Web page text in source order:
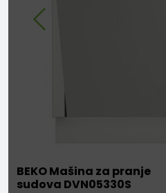
BEKO Mašina za pranje
sudova DVN05330S